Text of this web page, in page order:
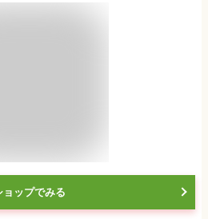
ョップでみる